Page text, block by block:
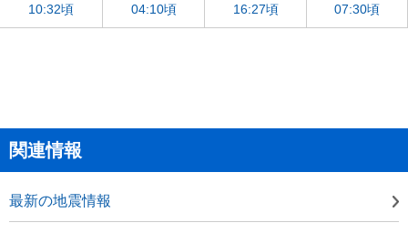
10:32頃
04:10頃
16:27頃
07:30頃
関連情報
最新の地震情報